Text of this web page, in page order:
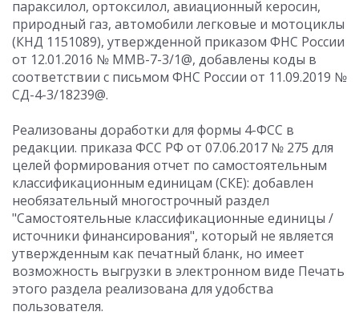
параксилол, ортоксилол, авиационный керосин,
природный газ, автомобили легковые и мотоциклы
(КНД 1151089), утвержденной приказом ФНС России
от 12.01.2016 № ММВ-7-3/1@, добавлены коды в
соответствии с письмом ФНС России от 11.09.2019 №
СД-4-3/18239@.
Реализованы доработки для формы 4-ФСС в
редакции. приказа ФСС РФ от 07.06.2017 № 275 для
целей формирования отчет по самостоятельным
классификационным единицам (СКЕ): добавлен
необязательный многострочный раздел
"Самостоятельные классификационные единицы /
источники финансирования", который не является
утвержденным как печатный бланк, но имеет
возможность выгрузки в электронном виде Печать
этого раздела реализована для удобства
пользователя.